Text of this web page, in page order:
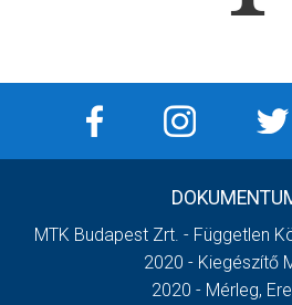
MTK Budapest Zrt. - Független
2020 - Kiegészítő
2020 - Mérleg,